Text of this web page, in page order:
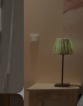
coincida